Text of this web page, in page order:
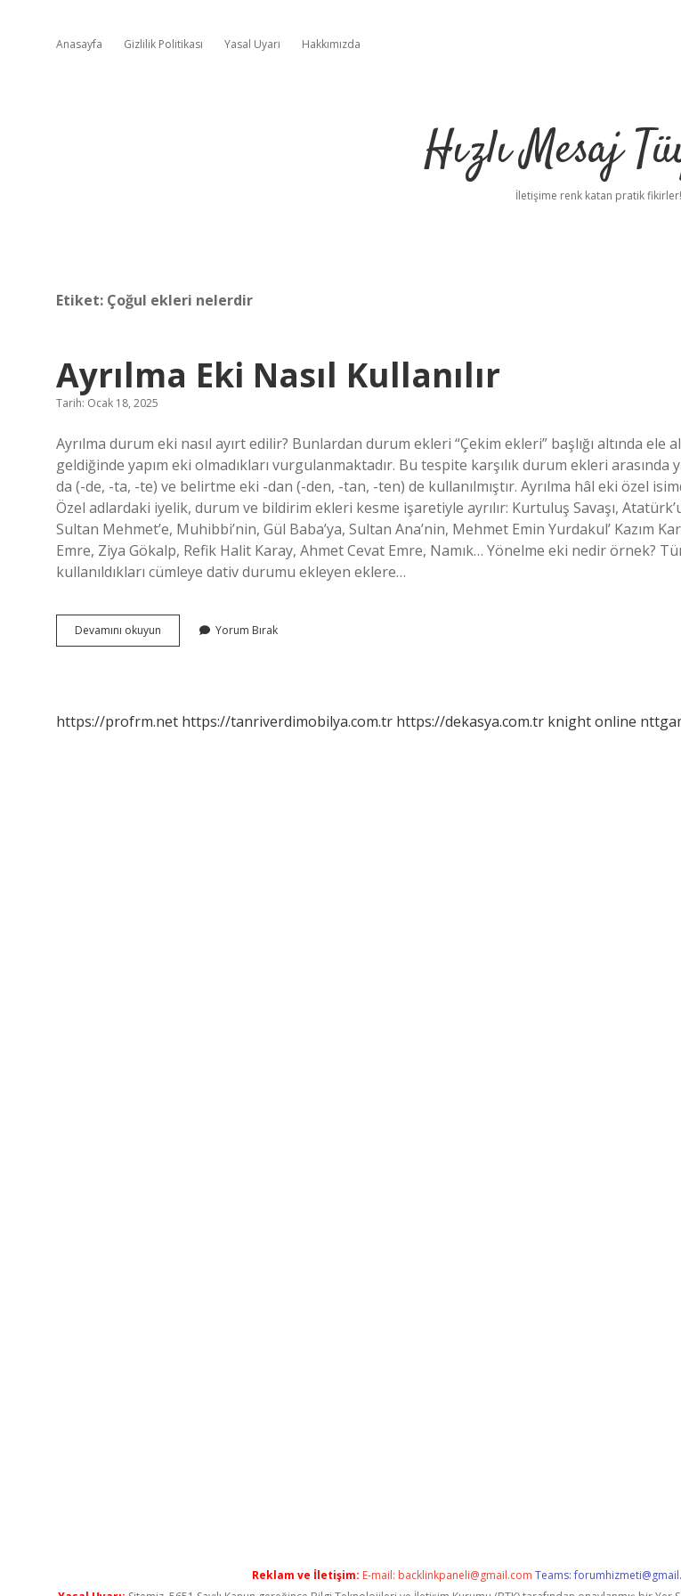
Anasayfa Gizlilik Politikası Yasal Uyarı Hakkımızda
Hızlı Mesaj
İletişime renk katan pratik fikirler!
Etiket: Çoğul ekleri nelerdir
Ayrılma Eki Nasıl Kullanılır
Tarih: Ocak 18, 2025
Ayrılma durum eki nasıl ayırt edilir? Bunlardan durum ekleri “Çekim ekleri” başlığı altında ele
geldiğinde yapım eki olmadıkları vurgulanmaktadır. Bu tespite karşılık durum ekleri arasında
da (-de, -ta, -te) ve belirtme eki -dan (-den, -tan, -ten) de kullanılmıştır. Ayrılma hâl eki özel
Özel adlardaki iyelik, durum ve bildirim ekleri kesme işaretiyle ayrılır: Kurtuluş Savaşı,
Sultan Mehmet’e, Muhibbi’nin, Gül Baba’ya, Sultan Ana’nin, Mehmet Emin Yurdakul’ Kazım
Emre, Ziya Gökalp, Refik Halit Karay, Ahmet Cevat Emre, Namık… Yönelme eki nedir örnek?
kullanıldıkları cümleye dativ durumu ekleyen eklere…
Devamını okuyun
Eki
Yorum Bırak
https://profrm.net https://tanriverdimobilya.com.tr https://dekasya.com.tr knight online
Reklam ve İletişim: E-mail: backlinkpaneli@gmail.com Teams: